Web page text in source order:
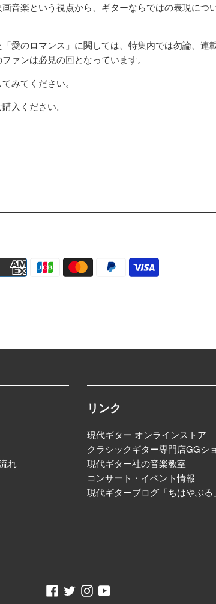
音楽という視点から、ギターならではの表現に
「愛のロマンス」に関しては、特集内では勿論、
ァンは必見の回となっています。
みてください。
入ください。
れ
リンク
現代ギター オンラインストア
クラシックギター専門店GGシ
現代ギター社の音楽教室
コンサート・イベント情報
現代ギターブログ「ちはやぶる」
Facebook
TwitterInstagram
YouTube